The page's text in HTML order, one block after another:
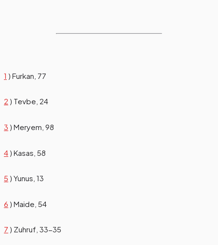
1 ) Furkan, 77
2 ) Tevbe, 24
3 ) Meryem, 98
4) Kasas, 58
5 ) Yunus, 13
6 ) Maide, 54
7 ) Zuhruf, 33-35